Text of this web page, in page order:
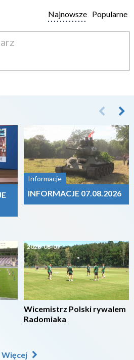
Popularne
Najnowsze
Informacje
INFORMACJE 07.08.2026
2026-08-07
Wicemistrz Polski rywalem
Radomiaka
Więcej